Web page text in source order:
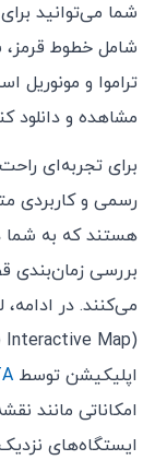
شما می‌توانید برای
شامل خطوط قرمز،
تراموا و مونوریل
مشاهده و دانلود
برای تجربه‌ای
هستند که به شما
بررسی زمان‌بندی
می‌کنند. در ادامه،
اپلیکیشن توسط
امکاناتی مانند
ایستگاه‌های